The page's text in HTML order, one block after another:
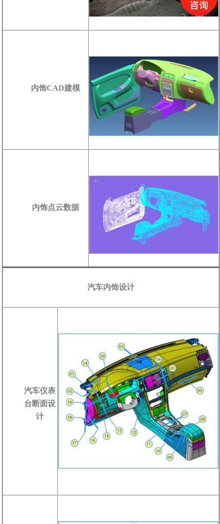
内饰CAD建模
内饰点云数据
汽车内饰设计
汽车仪表
台断面设
计